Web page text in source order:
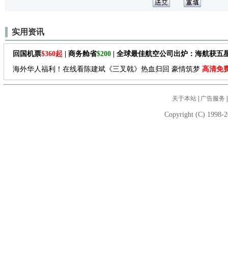
实用资讯
回国机票$360起 | 商务舱省$200 | 全球最佳航空公司出炉：海航获五
海外华人福利！在线看陈建斌《三叉戟》热血归回 豪情筑梦 高清免
关于本站| 广告服务
Copyright (C) 1998-